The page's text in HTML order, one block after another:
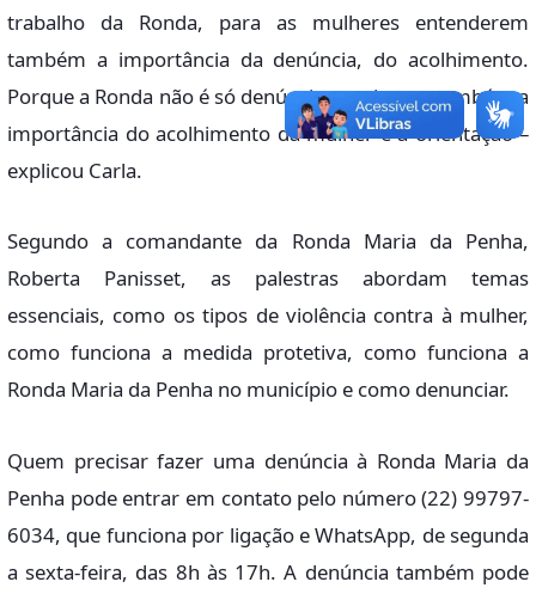
trabalho da Ronda, para as mulheres entenderem
também a importância da denúncia, do acolhimento.
Porque a Ronda não é só denúncia em si, mas também a
importância do acolhimento da mulher e a orientação –
explicou Carla.
Segundo a comandante da Ronda Maria da Penha,
Roberta Panisset, as palestras abordam temas
essenciais, como os tipos de violência contra à mulher,
como funciona a medida protetiva, como funciona a
Ronda Maria da Penha no município e como denunciar.
Quem precisar fazer uma denúncia à Ronda Maria da
Penha pode entrar em contato pelo número (22) 99797-
6034, que funciona por ligação e WhatsApp, de segunda
a sexta-feira, das 8h às 17h. A denúncia também pode